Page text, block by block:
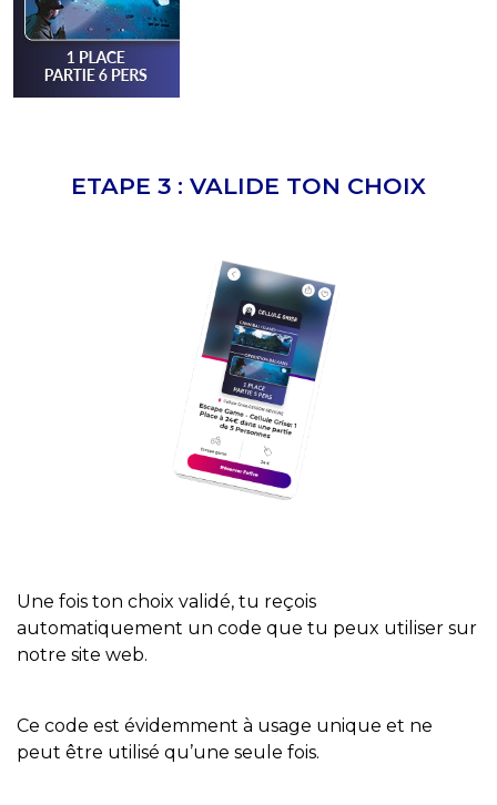
ETAPE 3 : VALIDE TON CHOIX
Une fois ton choix validé, tu reçois
automatiquement un code que tu peux utiliser sur
notre site web.
Ce code est évidemment à usage unique et ne
peut être utilisé qu’une seule fois.